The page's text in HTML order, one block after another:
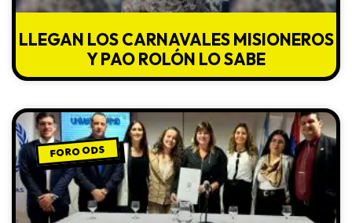
LLEGAN LOS CARNAVALES MISIONEROS
Y PAO ROLÓN LO SABE
FORO ODS